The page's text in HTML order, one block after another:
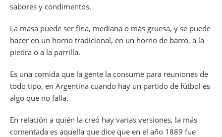
sabores y condimentos.
La masa puede ser fina, mediana o más gruesa, y se puede
hacer en un horno tradicional, en un horno de barro, a la
piedra o a la parrilla.
Es una comida que la gente la consume para reuniones de
todo tipo, en Argentina cuando hay un partido de fútbol es
algo que no falla.
En relación a quién la creó hay varias versiones, la más
comentada es aquella que dice que en el año 1889 fue